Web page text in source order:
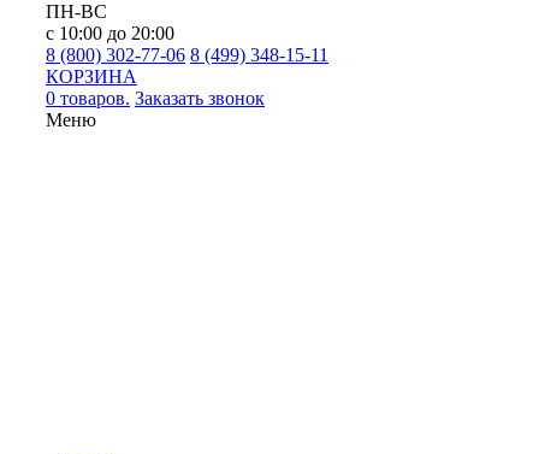
ПН-ВС
с 10:00 до 20:00
8 (800) 302-77-06 8 (499) 348-15-11
КОРЗИНА
0 товаров. Заказать звонок
Меню